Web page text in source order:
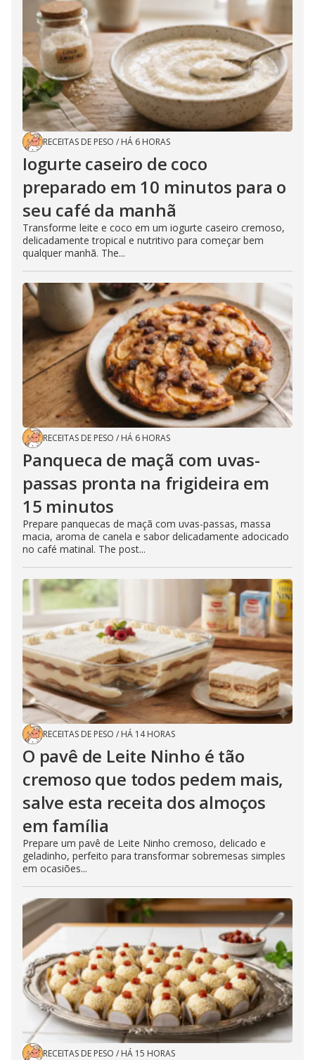
RECEITAS DE PESO / HÁ 6 HORAS
Iogurte caseiro de coco
preparado em 10 minutos para o
seu café da manhã
Transforme leite e coco em um iogurte caseiro cremoso,
delicadamente tropical e nutritivo para começar bem
qualquer manhã. The...
RECEITAS DE PESO / HÁ 6 HORAS
Panqueca de maçã com uvas-
passas pronta na frigideira em
15 minutos
Prepare panquecas de maçã com uvas-passas, massa
macia, aroma de canela e sabor delicadamente adocicado
no café matinal. The post...
RECEITAS DE PESO / HÁ 14 HORAS
O pavê de Leite Ninho é tão
cremoso que todos pedem mais,
salve esta receita dos almoços
em família
Prepare um pavê de Leite Ninho cremoso, delicado e
geladinho, perfeito para transformar sobremesas simples
em ocasiões...
RECEITAS DE PESO / HÁ 15 HORAS